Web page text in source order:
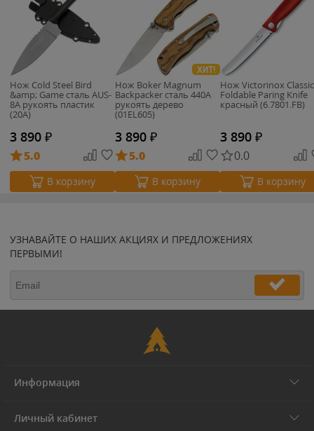
Нож Cold Steel Bird
&amp; Game сталь AUS-
8A рукоять пластик
(20A)
3 890 ₽
5.0
В корзину
ХИТ!
Нож Boker Magnum
Backpacker сталь 440A
рукоять дерево
(01EL605)
3 890 ₽
5.0
В корзину
Нож Victorinox Classic
Foldable Paring Knife
красный (6.7801.FB)
3 890 ₽
0.0
В корзину
УЗНАВАЙТЕ О НАШИХ АКЦИЯХ И ПРЕДЛОЖЕНИЯХ
ПЕРВЫМИ!
Информация
Личный кабинет